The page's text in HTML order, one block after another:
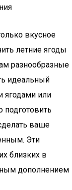
вкусное
летние ягоды
разнообразные
идеальный
ягодами или
подготовить
ваше
Эти
близких в
дополнением